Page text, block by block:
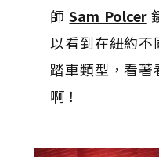
師Sam Polcer
以看到在紐約不
踏車類型，看著
啊！